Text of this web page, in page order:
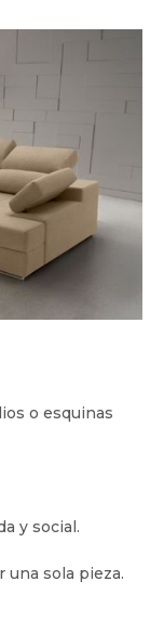
o esquinas
y social.
sola pieza.